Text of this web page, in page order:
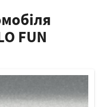
FUN